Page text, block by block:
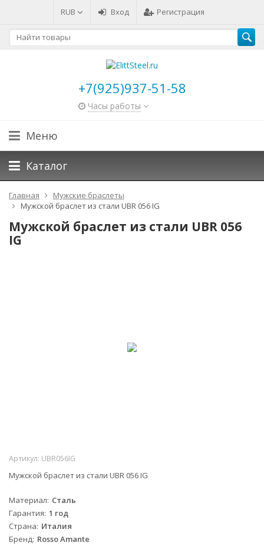
RUB Вход Регистрация
+7(925)937-51-58
Часы работы
Меню
Каталог
Главная
Мужские браслеты
Мужской браслет из стали UBR 056 IG
Мужской браслет из стали UBR 056
IG
Артикул: UBR056IG
Мужской браслет из стали UBR 056 IG
Материал Сталь
Гарантия 1 год
Страна Италия
Бренд Rosso Amante